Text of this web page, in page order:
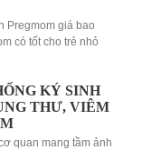
Pregmom giá bao
có tốt cho trẻ nhỏ
KÝ SINH
THƯ, VIÊM
quan mang tầm ảnh